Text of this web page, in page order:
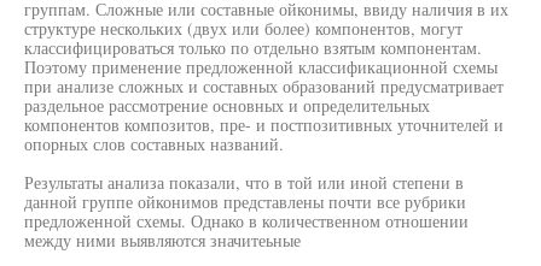
группам. Сложные или составные ойконимы, ввиду наличия в их
структуре нескольких (двух или более) компонентов, могут
классифицироваться только по отдельно взятым компонентам.
Поэтому применение предложенной классификационной схемы
при анализе сложных и составных образований предусматривает
раздельное рассмотрение основных и определительных
компонентов композитов, пре- и постпозитивных уточнителей и
опорных слов составных названий.
Результаты анализа показали, что в той или иной степени в
данной группе ойконимов представлены почти все рубрики
предложенной схемы. Однако в количественном отношении
между ними выявляются значитеьные